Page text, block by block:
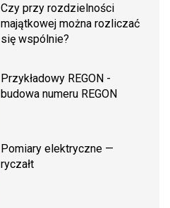
Czy przy rozdzielności
majątkowej można rozliczać
się wspólnie?
Przykładowy REGON -
budowa numeru REGON
Pomiary elektryczne —
ryczałt